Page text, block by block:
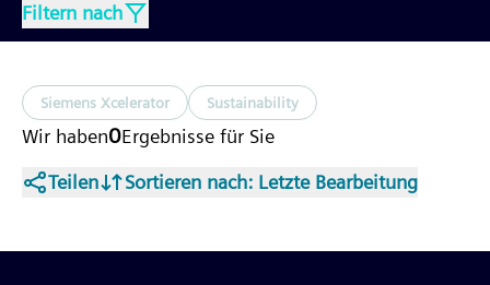
Filtern nach
Siemens Xcelerator Sustainability
Wir haben0Ergebnisse für Sie
Teilen
Sortieren nach: Letzte Bearbeitung